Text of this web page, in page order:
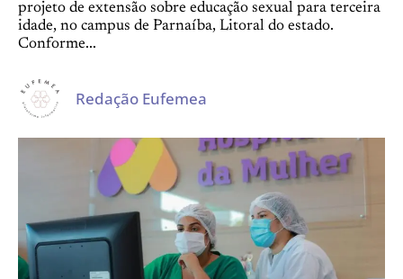
projeto de extensão sobre educação sexual para terceira
idade, no campus de Parnaíba, Litoral do estado.
Conforme...
Redação Eufemea